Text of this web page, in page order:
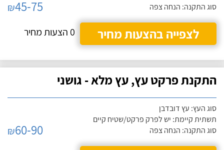
סוג התקנה: הנחה צפה
₪45-75
לצפייה בהצעות מחיר
0 הצעות מחיר
התקנת פרקט עץ, עץ מלא - גושני
סוג העץ: עץ דובדבן
תשתית קיימת: יש לפרק פרקט/שטיח קיים
סוג התקנה: הנחה צפה
₪60-90